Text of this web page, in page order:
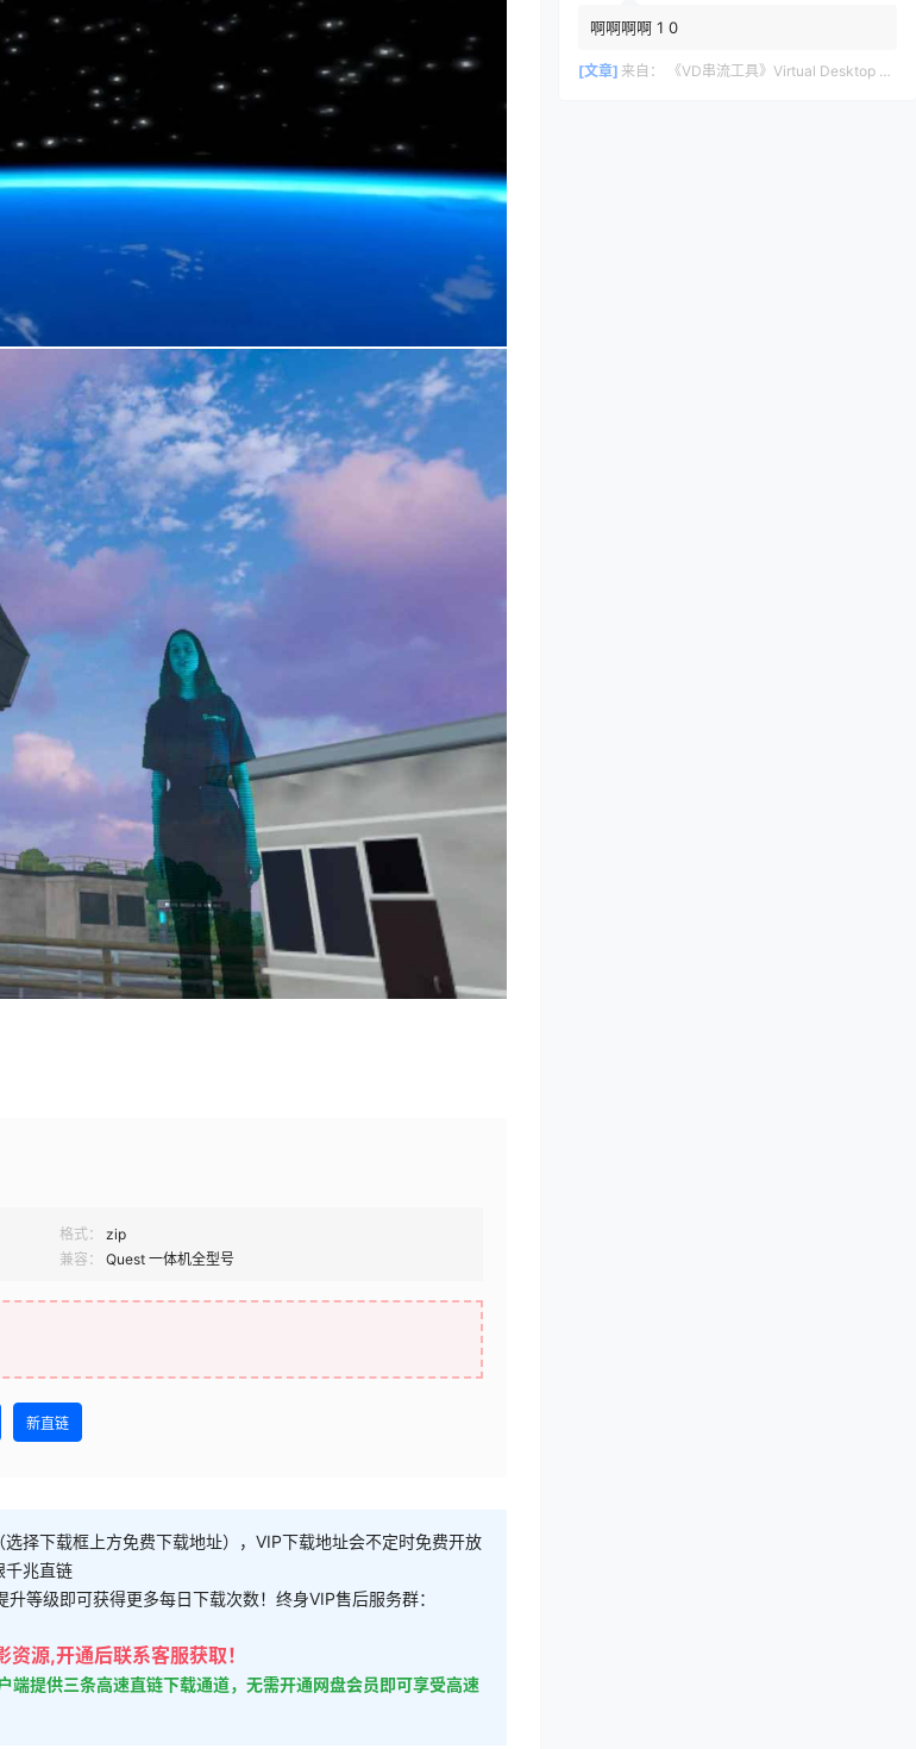
格式：
zip
兼容： Quest 一体机全型号
新直链
择下载框上方免费下载地址），VIP下载地址会不定时免费开放
千兆直链
升等级即可获得更多每日下载次数！终身VIP售后服务群：
源,开通后联系客服获取！
提供三条高速直链下载通道，无需开通网盘会员即可享受高速
啊啊啊啊 1 0
[文章] 来自： 《VD串流工具》Virtual Desktop 破解版